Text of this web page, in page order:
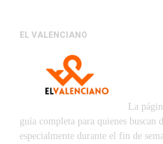
EL VALENCIANO
La
guía completa para quienes buscan
especialmente durante el fin de